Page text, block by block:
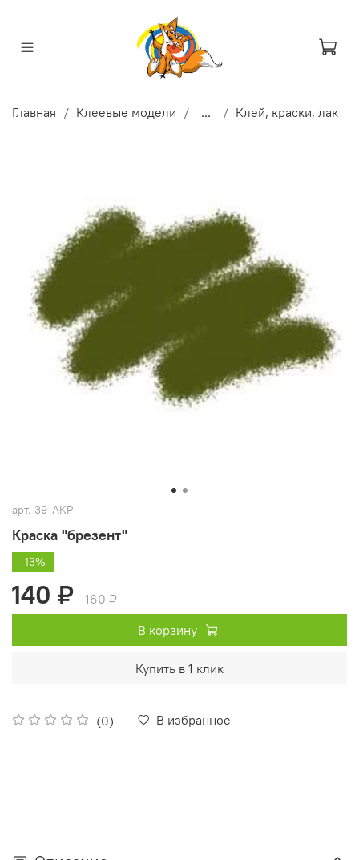
Главная Клеевые модели ... Клей, краски, лак
арт. 39-АКР
Краска "брезент"
(0) В избранное
-13%
140 ₽
160 ₽
В корзину
Купить в 1 клик